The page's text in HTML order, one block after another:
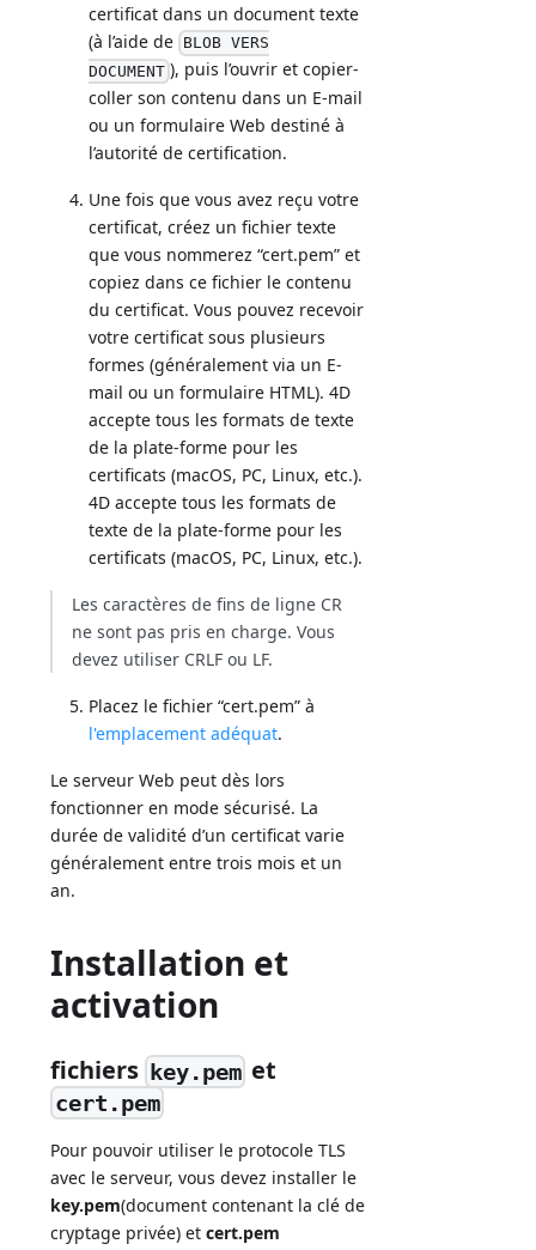
certificat dans un document texte
(à l’aide de BLOB VERS
DOCUMENT ), puis l’ouvrir et copier-
coller son contenu dans un E-mail
ou un formulaire Web destiné à
l’autorité de certification.
Une fois que vous avez reçu votre
certificat, créez un fichier texte
que vous nommerez “cert.pem” et
copiez dans ce fichier le contenu
du certificat. Vous pouvez recevoir
votre certificat sous plusieurs
formes (généralement via un E-
mail ou un formulaire HTML). 4D
accepte tous les formats de texte
de la plate-forme pour les
certificats (macOS, PC, Linux, etc.).
4D accepte tous les formats de
texte de la plate-forme pour les
certificats (macOS, PC, Linux, etc.).
Les caractères de fins de ligne CR
ne sont pas pris en charge. Vous
devez utiliser CRLF ou LF.
Placez le fichier “cert.pem” à
l'emplacement adéquat.
Le serveur Web peut dès lors
fonctionner en mode sécurisé. La
durée de validité d’un certificat varie
généralement entre trois mois et un
an.
Installation et
activation
fichiers key.pemet
cert.pem
Pour pouvoir utiliser le protocole TLS
avec le serveur, vous devez installer le
key.pem(document contenant la clé de
cryptage privée) etcert.pem